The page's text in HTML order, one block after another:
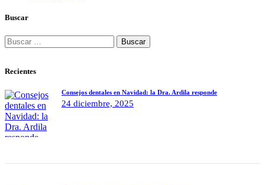
Buscar
Buscar:
Recientes
Consejos dentales en Navidad: la Dra. Ardila responde
24 diciembre, 2025